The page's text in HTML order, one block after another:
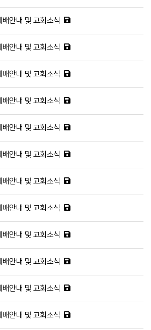
안내 및 교회소식
안내 및 교회소식
안내 및 교회소식
안내 및 교회소식
안내 및 교회소식
안내 및 교회소식
안내 및 교회소식
안내 및 교회소식
안내 및 교회소식
안내 및 교회소식
안내 및 교회소식
안내 및 교회소식